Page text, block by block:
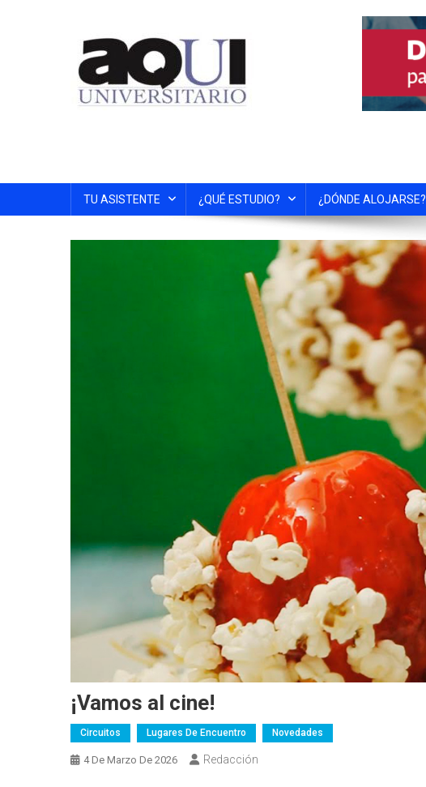
TU ASISTENTE ¿QUÉ ESTUDIO? ¿DÓNDE ALOJARSE?
¡Vamos al cine!
Circuitos Lugares De Encuentro Novedades
4 De Marzo De 2026 Redacción